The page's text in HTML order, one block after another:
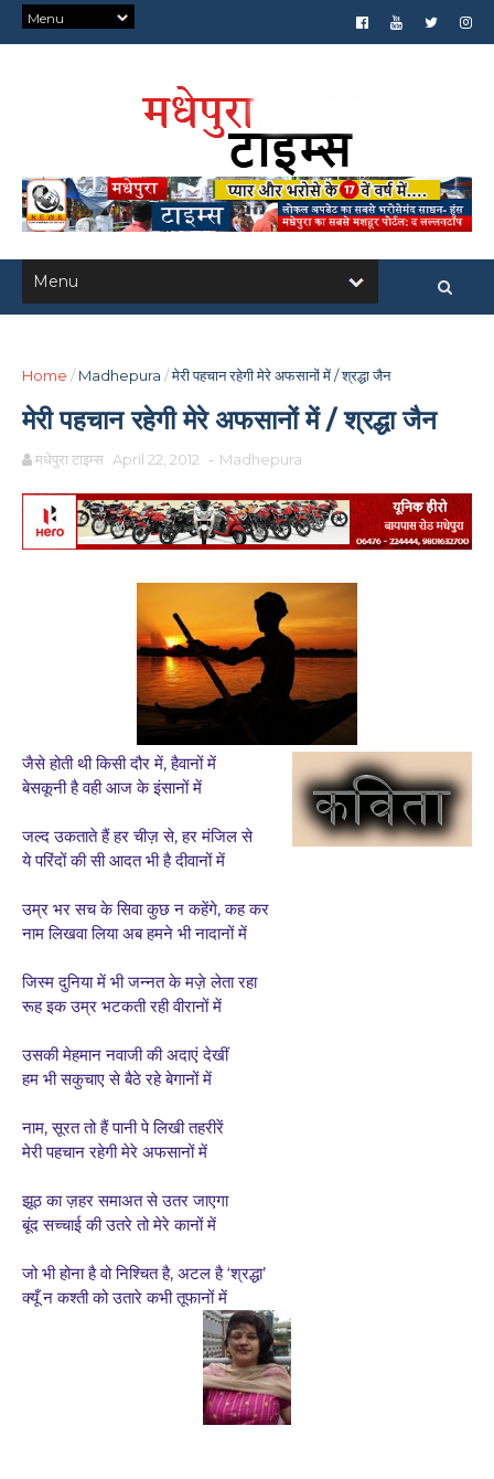
Home / Madhepura /मेरी पहचान रहेगी मेरे अफसानों में / श्रद्धा जैन
मेरी पहचान रहेगी मेरे अफसानों में / श्रद्धा जैन
मधेपुरा टाइम्स April 22, 2012 - Madhepura
जैसे होती थी किसी दौर में, हैवानों में
बेसकूनी है वही आज के इंसानों में
जल्द उकताते हैं हर चीज़ से, हर मंजिल से
ये परिंदों की सी आदत भी है दीवानों में
उम्र भर सच के सिवा कुछ न कहेंगे, कह कर
नाम लिखवा लिया अब हमने भी नादानों में
जिस्म दुनिया में भी जन्नत के मज़े लेता रहा
रूह इक उम्र भटकती रही वीरानों में
उसकी मेहमान नवाजी की अदाएं देखीं
हम भी सकुचाए से बैठे रहे बेगानों में
नाम, सूरत तो हैं पानी पे लिखी तहरीरें
मेरी पहचान रहेगी मेरे अफसानों में
झूठ का ज़हर समाअत से उतर जाएगा
बूंद सच्चाई की उतरे तो मेरे कानों में
जो भी होना है वो निश्चित है, अटल है ‘श्रद्धा’
क्यूँ न कश्ती को उतारे कभी तूफानों में